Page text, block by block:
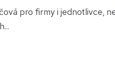
pro firmy i jednotlivce,